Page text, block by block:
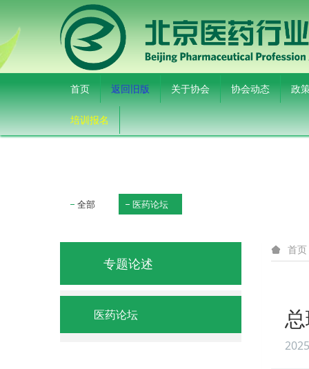
首页 返回旧版 关于协会 协会动态 政
培训报名
全部 医药论坛
首页
专题论述
医药论坛